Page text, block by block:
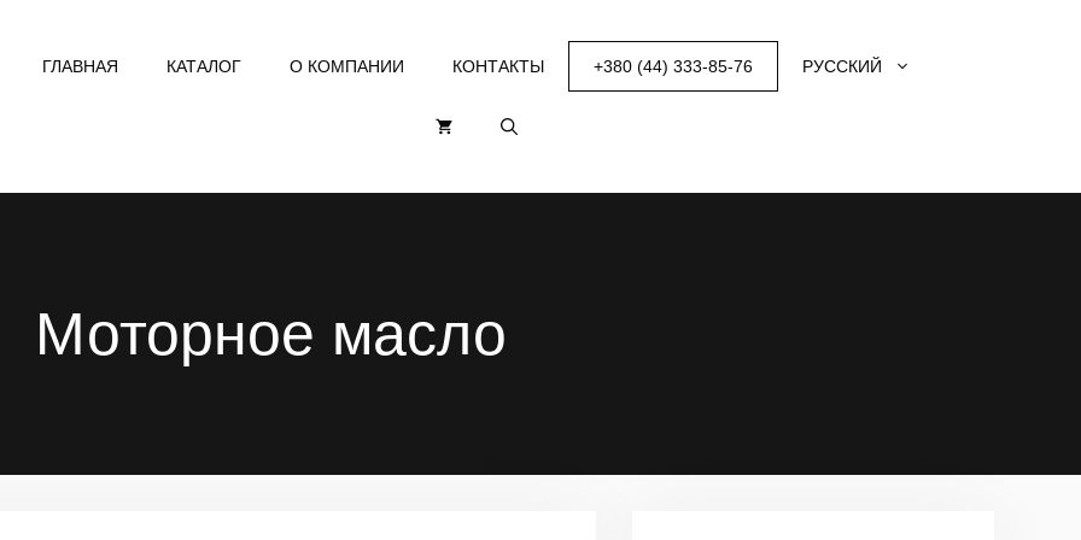
ГЛАВНАЯ КАТАЛОГ О КОМПАНИИ КОНТАКТЫ +380 (44) 333-85-76 РУССКИЙ
Моторное масло